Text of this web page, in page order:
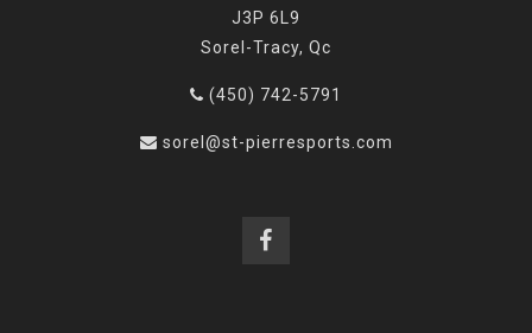
J3P 6L9
Sorel-Tracy, Qc
(450) 742-5791
sorel@st-pierresports.com